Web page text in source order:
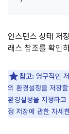
인스턴스 상태 저
래스 참조를 확인
참고: 영구적인
의 환경설정을 저장
환경설정을 지정하고
정 저장에 관한 자세